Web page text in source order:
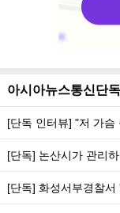
아시아뉴스통신단독
[단독 인터뷰] "저 가슴
[단독] 논산시가 관리
[단독] 화성서부경찰